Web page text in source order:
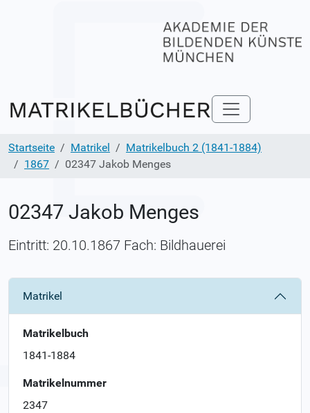
Startseite Matrikel
Matrikelbuch 2 (1841-1884)
1867
02347 Jakob Menges
02347 Jakob Menges
Eintritt: 20.10.1867 Fach: Bildhauerei
Matrikel
Matrikelbuch
1841-1884
Matrikelnummer
2347